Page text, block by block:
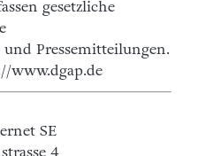
gesetzliche
Pressemitteilungen.
www.dgap.de
SE